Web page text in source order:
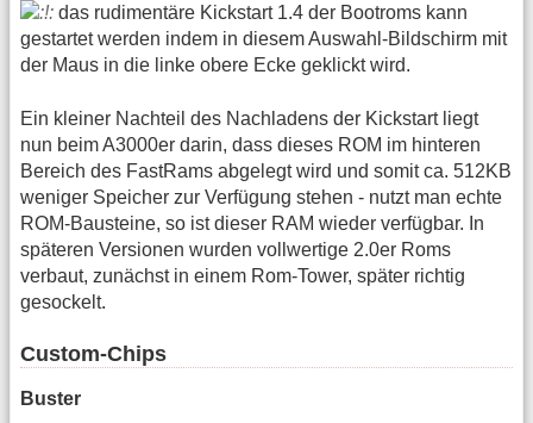
das rudimentäre Kickstart 1.4 der Bootroms kann
gestartet werden indem in diesem Auswahl-Bildschirm mit
der Maus in die linke obere Ecke geklickt wird.
Ein kleiner Nachteil des Nachladens der Kickstart liegt
nun beim A3000er darin, dass dieses ROM im hinteren
Bereich des FastRams abgelegt wird und somit ca. 512KB
weniger Speicher zur Verfügung stehen - nutzt man echte
ROM-Bausteine, so ist dieser RAM wieder verfügbar. In
späteren Versionen wurden vollwertige 2.0er Roms
verbaut, zunächst in einem Rom-Tower, später richtig
gesockelt.
Custom-Chips
Buster